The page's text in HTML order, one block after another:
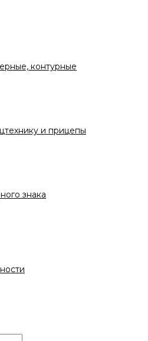
контурные
и прицепы
знака